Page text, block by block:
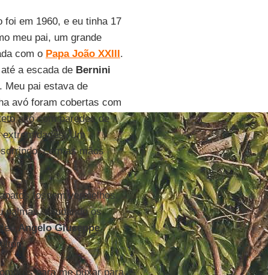
em 1960, e eu tinha 17
meu pai, um grande
com o Papa João XXIII.
a escada de Bernini
Meu pai estava de
avó foram cobertas com
alto com paredes de
Um
com as mãos
fossem vermelhos.
palmas, saudando os
Angelo Giuseppe
para me puxar para